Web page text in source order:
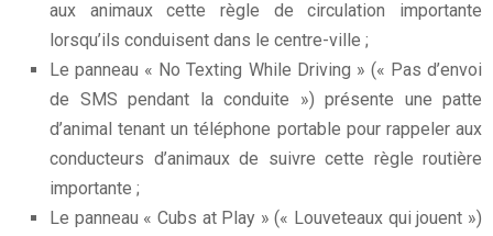
aux animaux cette règle de circulation importante
lorsqu’ils conduisent dans le centre-ville ;
Le panneau « No Texting While Driving » (« Pas d’envoi
de SMS pendant la conduite ») présente une patte
d’animal tenant un téléphone portable pour rappeler aux
conducteurs d’animaux de suivre cette règle routière
importante ;
Le panneau « Cubs at Play » (« Louveteaux qui jouent »)